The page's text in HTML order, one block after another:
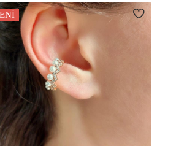
gümüş küpe,gold gümüş küpe